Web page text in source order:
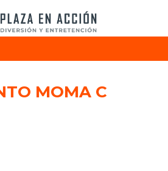
MOMA C